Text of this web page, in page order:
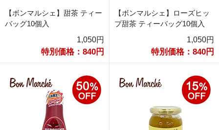
【ボンマルシェ】甜茶 ティー
バッグ10個入
1,050円
特別価格：840円
【ボンマルシェ】ローズヒッ
プ甜茶 ティーバッグ10個入
1,050円
特別価格：840円